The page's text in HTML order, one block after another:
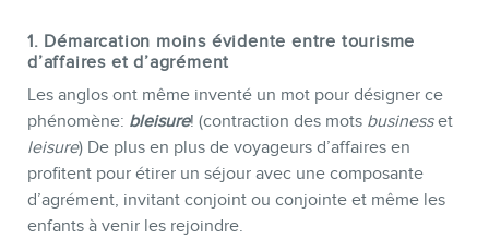
1. Démarcation moins évidente entre tourisme
d’affaires et d’agrément
Les anglos ont même inventé un mot pour désigner ce
phénomène: bleisure! (contraction des mots businesset
leisure) De plus en plus de voyageurs d’affaires en
profitent pour étirer un séjour avec une composante
d’agrément, invitant conjoint ou conjointe et même les
enfants à venir les rejoindre.